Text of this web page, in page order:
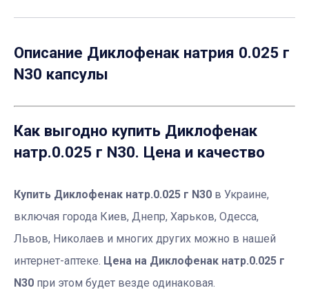
Описание Диклофенак натрия 0.025 г
N30 капсулы
Как выгодно купить Диклофенак
натр.0.025 г N30. Цена и качество
Купить Диклофенак натр.0.025 г N30 в Украине,
включая города Киев, Днепр, Харьков, Одесса,
Львов, Николаев и многих других можно в нашей
интернет-аптеке. Цена на Диклофенак натр.0.025 г
N30 при этом будет везде одинаковая.